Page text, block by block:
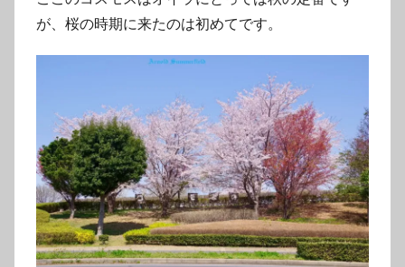
が、桜の時期に来たのは初めてです。